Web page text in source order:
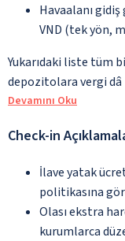
Havaalanı
VND (tek yön,
Yukarıdaki liste tüm
depozitolara vergi dâ
Devamını Oku
Check-in
İlave yatak
politikasına
Olası ekstra
kurumlarca